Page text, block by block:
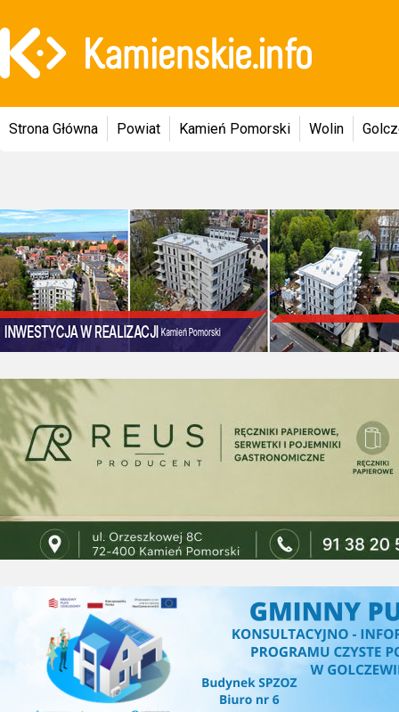
Strona Główna Powiat Kamień Pomorski Wolin